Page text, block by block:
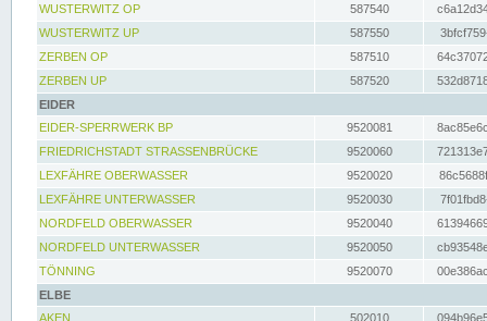
WUSTERWITZ OP
587540
WUSTERWITZ UP
587550
ZERBEN OP
587510
ZERBEN UP
587520
EIDER
EIDER-SPERRWERK BP
9520081
FRIEDRICHSTADT STRASSENBRÜCKE
9520060
LEXFÄHRE OBERWASSER
9520020
LEXFÄHRE UNTERWASSER
9520030
NORDFELD OBERWASSER
9520040
NORDFELD UNTERWASSER
9520050
TÖNNING
9520070
ELBE
AKEN
502010